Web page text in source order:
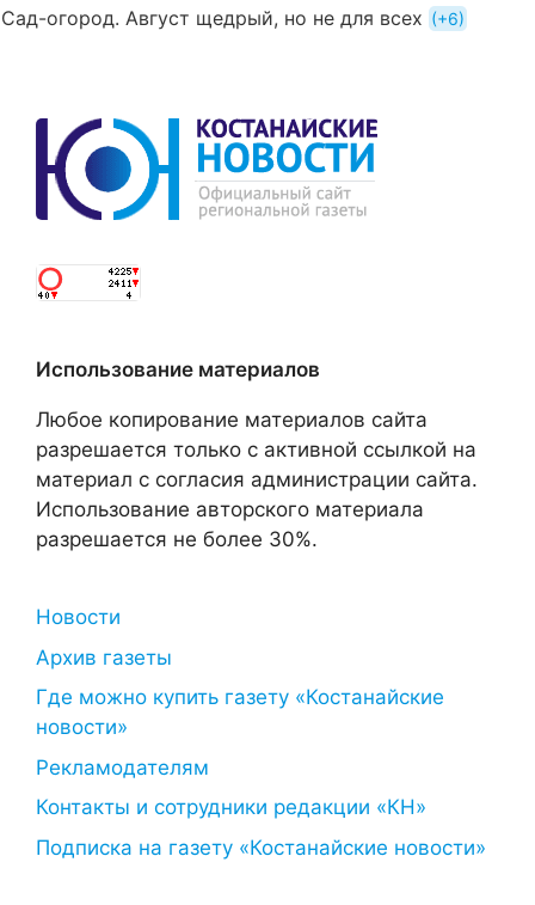
Сад-огород. Август щедрый, но не для всех +6
Использование материалов
Любое копирование материалов сайта
разрешается только с активной ссылкой на
материал с согласия администрации сайта.
Использование авторского материала
разрешается не более 30%.
Новости
Архив газеты
Где можно купить газету «Костанайские
новости»
Рекламодателям
Контакты и сотрудники редакции «КН»
Подписка на газету «Костанайские новости»